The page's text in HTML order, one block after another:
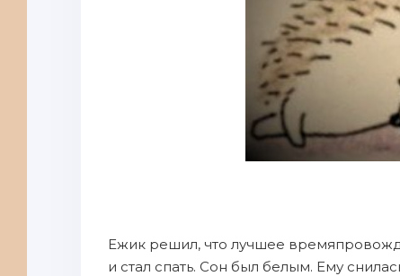
Ежик решил, что лучшее
и стал спать. Сон был белым. Ему